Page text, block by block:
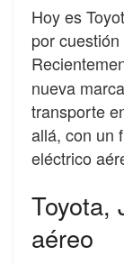
Hoy es
por
nueva
transporte
allá, con un
eléctrico
Toyota,
aéreo